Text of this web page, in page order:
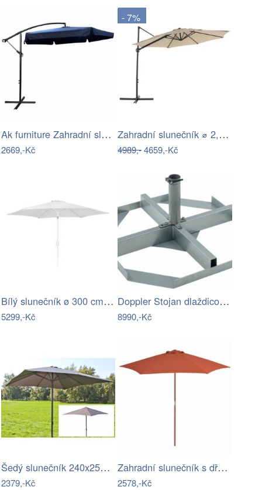
Ak furniture Zahradní slunečník CYNIA s…
2669,-Kč
- 7%
Zahradní slunečník ⌀ 2,95 m béžový…
4989,-4659,-Kč
Bílý slunečník ø 300 cm Alba – LDK…
5299,-Kč
Doppler Stojan dlaždicový pro slun.…
8990,-Kč
Šedý slunečník 240x251 cm – Garden…
2379,-Kč
Zahradní slunečník s dřevěnou tyčí Ø…
2578,-Kč